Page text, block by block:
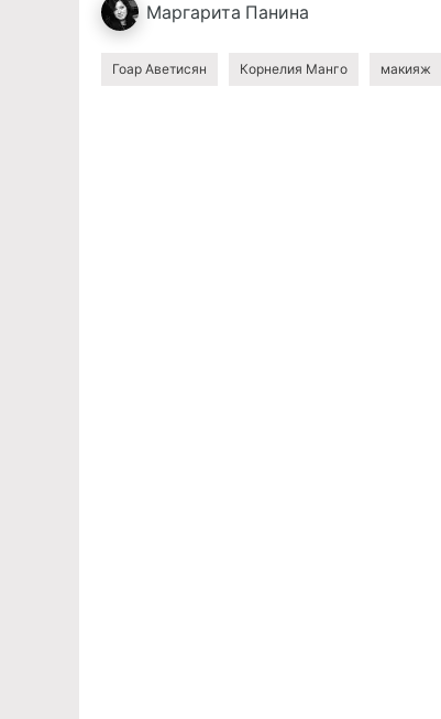
Маргарита Панина
Гоар Аветисян Корнелия Манго макияж